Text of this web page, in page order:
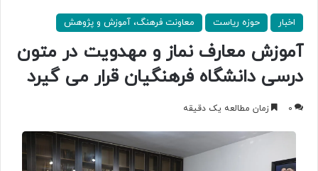
اخبار حوزه ریاست معاونت فرهنگ، آموزش و پژوهش
آموزش معارف نماز و مهدویت در متون
درسی دانشگاه فرهنگیان قرار می گیرد
0 زمان مطالعه یک دقیقه